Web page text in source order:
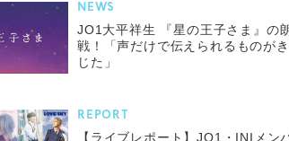
NEWS
JO1大平祥生 『星の王子さま』の
戦！「声だけで伝えられるものが
じた」
REPORT
【ライブレポート】JO1・INIメン